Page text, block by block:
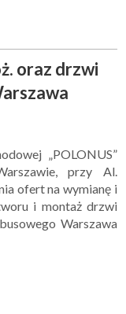
oraz drzwi
„POLONUS”
przy Al.
ofert na wymianę i
i montaż drzwi
Warszawa